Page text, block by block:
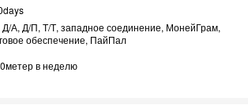
Д/А, Д/П, Т/Т, западное соединение, МонейГрам,
обеспечение, ПайПал
в неделю